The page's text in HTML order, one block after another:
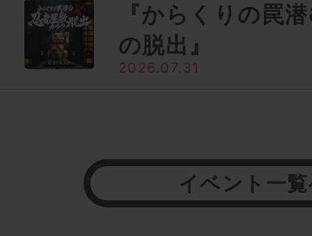
『からくりの罠
の脱出』
2026.07.31
イベント一